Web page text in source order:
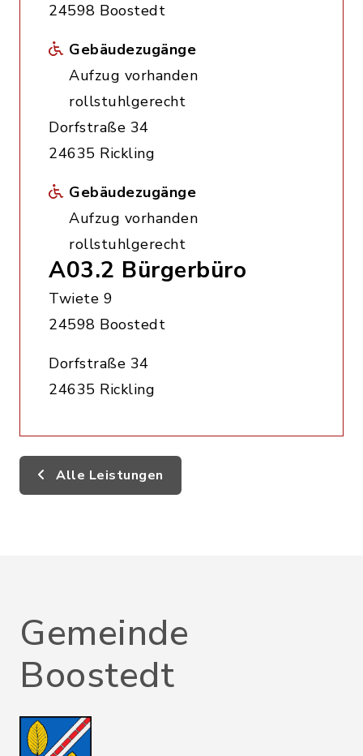
24598 Boostedt
Gebäudezugänge
Aufzug vorhanden
rollstuhlgerecht
Dorfstraße 34
24635 Rickling
Gebäudezugänge
Aufzug vorhanden
rollstuhlgerecht
A03.2 Bürgerbüro
Twiete 9
24598 Boostedt
Dorfstraße 34
24635 Rickling
Alle Leistungen
Gemeinde
Boostedt